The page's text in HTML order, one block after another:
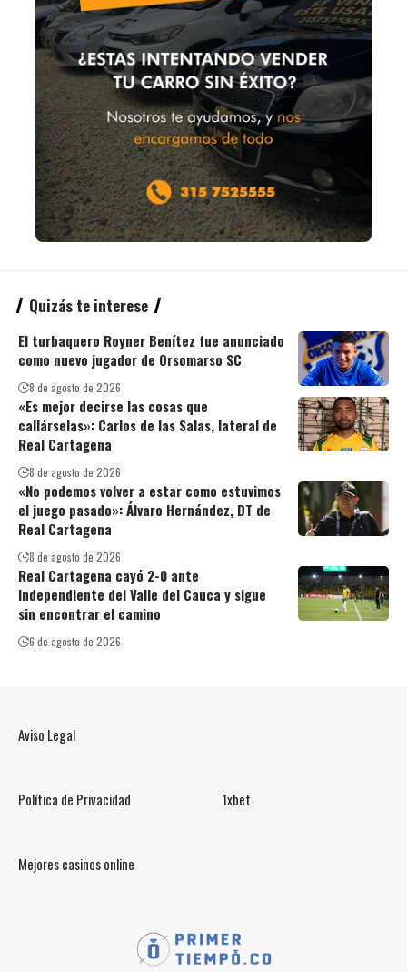
Quizás te interese
El turbaquero Royner Benítez fue anunciado
como nuevo jugador de Orsomarso SC
8 de agosto de 2026
«Es mejor decirse las cosas que
callárselas»: Carlos de las Salas, lateral de
Real Cartagena
8 de agosto de 2026
«No podemos volver a estar como estuvimos
el juego pasado»: Álvaro Hernández, DT de
Real Cartagena
8 de agosto de 2026
Real Cartagena cayó 2-0 ante
Independiente del Valle del Cauca y sigue
sin encontrar el camino
6 de agosto de 2026
Aviso Legal
Política de Privacidad 1xbet
Mejores casinos online